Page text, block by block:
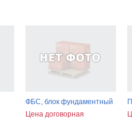
ФБС, блок фундаментный
Цена договорная